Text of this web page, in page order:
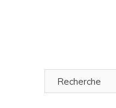
Recherche
pour
: